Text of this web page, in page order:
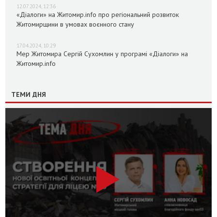
12.07.2024, 12:36
«Діалоги» на Житомир.info про регіональний розвиток
Житомирщини в умовах воєнного стану
17.04.2024, 10:29
Мер Житомира Сергій Сухомлин у програмі «Діалоги» на
Житомир.info
ТЕМИ ДНЯ